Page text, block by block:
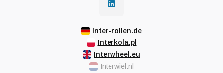
Inter-rollen.de
Interkola.pl
Interwheel.eu
Interwiel.nl